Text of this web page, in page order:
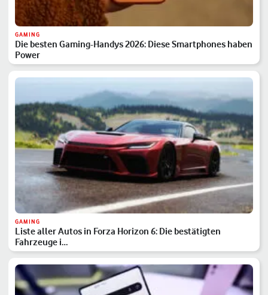
GAMING
Die besten Gaming-Handys 2026: Diese Smartphones haben
Power
GAMING
Liste aller Autos in Forza Horizon 6: Die bestätigten
Fahrzeuge i…